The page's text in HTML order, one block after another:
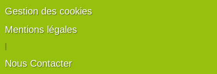
Gestion des cookies
Mentions légales
Nous Contacter